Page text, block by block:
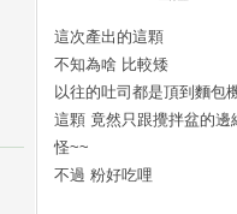
這次產出的這顆
不知為啥 比較矮
以往的吐司都是頂到麵包
這顆 竟然只跟攪拌盆的邊
怪~~
不過 粉好吃哩